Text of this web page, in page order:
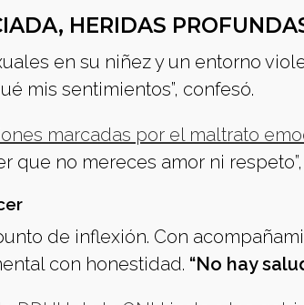
HERIDAS
en su niñez y un entorno
mis sentimientos”, confesó.
marcadas por el maltrato
que no mereces amor ni
de inflexión. Con
con honestidad. “No hay